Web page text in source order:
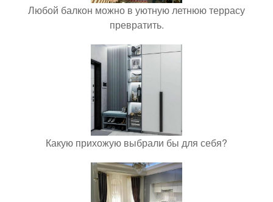
Любой балкон можно в уютную летнюю террасу
превратить.
Какую прихожую выбрали бы для себя?